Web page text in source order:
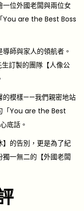
位外國老闆與兩位女
You are the Best Boss
師與家人的領航者。
訂製的團隊【人像公
的模樣——我們親密地站
「You are the Best
底話。
的告別，更是為了紀
一無二的【外國老闆